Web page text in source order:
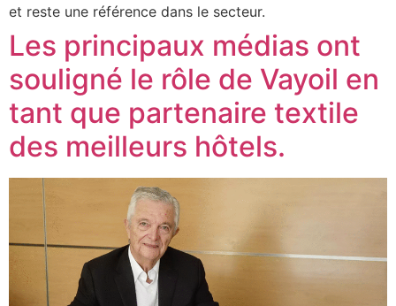
et reste une référence dans le secteur.
Les principaux médias ont
souligné le rôle de Vayoil en
tant que partenaire textile
des meilleurs hôtels.